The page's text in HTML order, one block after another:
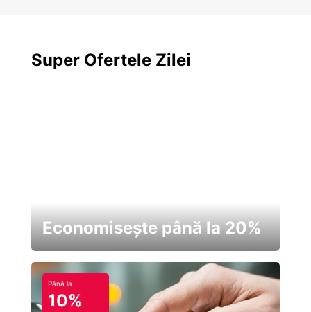
Super Ofertele Zilei
Economisește până la 20%
Până la
10%